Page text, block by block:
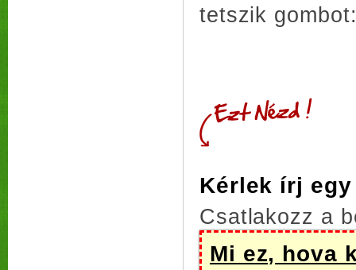
tetszik
Kérlek írj
Csatlakozz a
Mi ez, hova